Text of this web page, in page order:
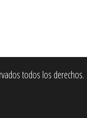
todos los derechos.